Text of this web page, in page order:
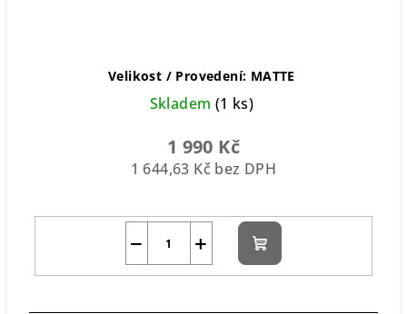
Velikost / Provedení: MATTE
Skladem (1 ks)
1 990 Kč
1 644,63 Kč bez DPH
+
− Do
košíku